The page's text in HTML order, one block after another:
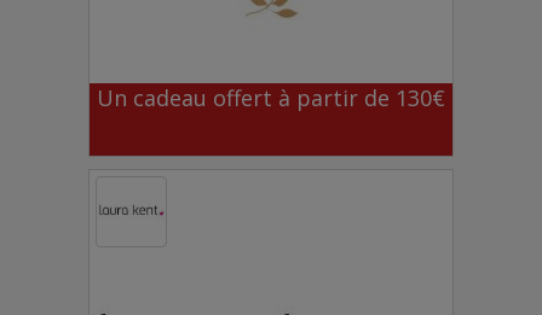
Un cadeau offert à partir de 130€